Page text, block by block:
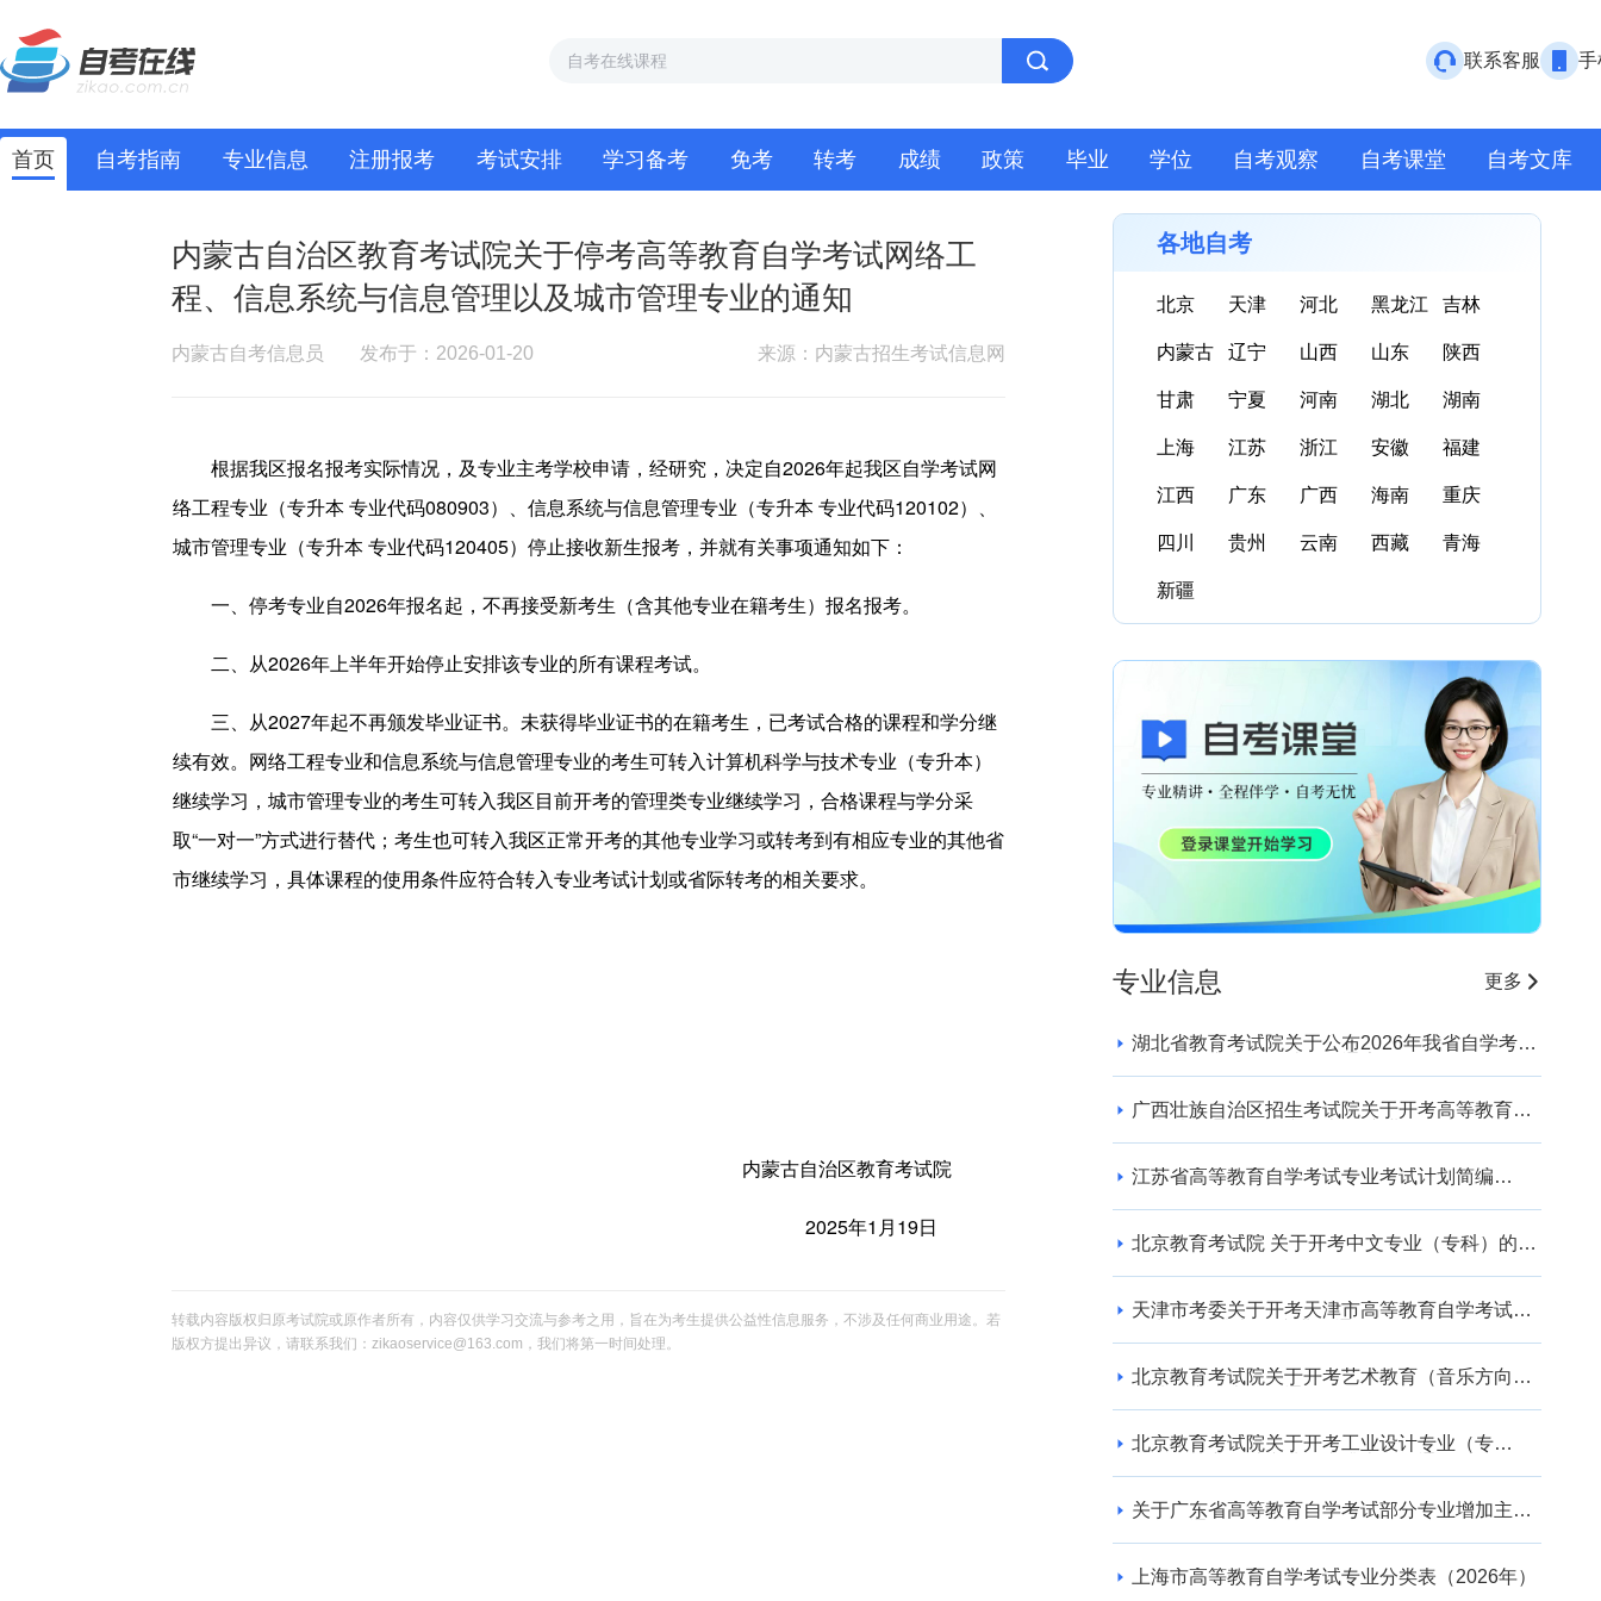
联系客服 手
首页 自考指南 专业信息 注册报考 考试安排 学习备考 免考 转考 成绩 政策 毕业 学位 自考观察 自考课堂 自考文库
内蒙古自治区教育考试院关于停考高等教育自学考试网络工
程、信息系统与信息管理以及城市管理专业的通知
内蒙古自考信息员 发布于：2026-01-20 来源：内蒙古招生考试信息网
根据我区报名报考实际情况，及专业主考学校申请，经研究，决定自2026年起我区自学考试网
络工程专业（专升本 专业代码080903）、信息系统与信息管理专业（专升本 专业代码120102）、
城市管理专业（专升本 专业代码120405）停止接收新生报考，并就有关事项通知如下：
一、停考专业自2026年报名起，不再接受新考生（含其他专业在籍考生）报名报考。
二、从2026年上半年开始停止安排该专业的所有课程考试。
三、从2027年起不再颁发毕业证书。未获得毕业证书的在籍考生，已考试合格的课程和学分继
续有效。网络工程专业和信息系统与信息管理专业的考生可转入计算机科学与技术专业（专升本）
继续学习，城市管理专业的考生可转入我区目前开考的管理类专业继续学习，合格课程与学分采
取“一对一”方式进行替代；考生也可转入我区正常开考的其他专业学习或转考到有相应专业的其他省
市继续学习，具体课程的使用条件应符合转入专业考试计划或省际转考的相关要求。
内蒙古自治区教育考试院
2025年1月19日
转载内容版权归原考试院或原作者所有，内容仅供学习交流与参考之用，旨在为考生提供公益性信息服务，不涉及任何商业用途。若
版权方提出异议，请联系我们：zikaoservice@163.com，我们将第一时间处理。
各地自考
北京 天津 河北 黑龙江 吉林
内蒙古 辽宁 山西 山东 陕西
甘肃 宁夏 河南 湖北 湖南
上海 江苏 浙江 安徽 福建
江西 广东 广西 海南 重庆
四川 贵州 云南 西藏 青海
新疆
专业信息 更多
湖北省教育考试院关于公布2026年我省自学考试
广西壮族自治区招生考试院关于开考高等教育自
江苏省高等教育自学考试专业考试计划简编
北京教育考试院 关于开考中文专业（专科）的通
天津市考委关于开考天津市高等教育自学考试电
北京教育考试院关于开考艺术教育（音乐方向）
北京教育考试院关于开考工业设计专业（专
关于广东省高等教育自学考试部分专业增加主考
上海市高等教育自学考试专业分类表（2026年）